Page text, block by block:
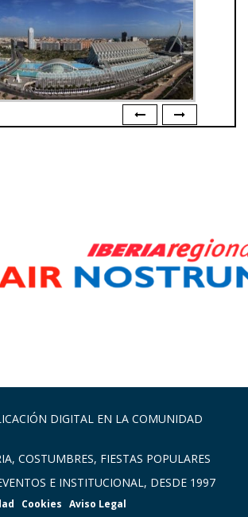
DIGITAL EN LA COMUNIDAD
COSTUMBRES, FIESTAS POPULARES
E INSTITUCIONAL, DESDE 1997
Cookies Aviso Legal